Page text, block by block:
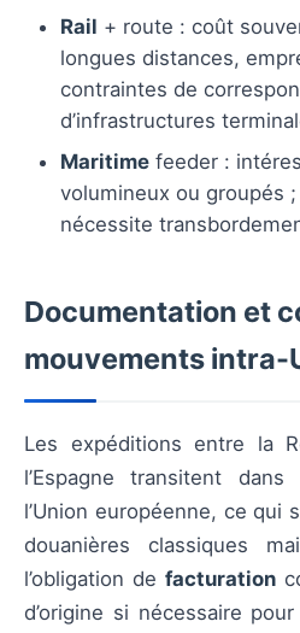
Rail + route : coût
longues distances,
contraintes de
d’infrastructures
Maritime feeder :
volumineux ou groupés
nécessite
Documentation et
mouvements intra-
Les expéditions entre la
l’Espagne transitent dans
l’Union européenne, ce qui
douanières classiques
l’obligation de facturation
d’origine si nécessaire